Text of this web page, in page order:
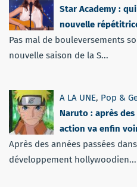
Star Academy :
nouvelle
Pas mal de bouleversements
nouvelle saison de la S...
A LA UNE, Pop &
Naruto : après
action va enfin
Après des années passées
développement hollywoodien...